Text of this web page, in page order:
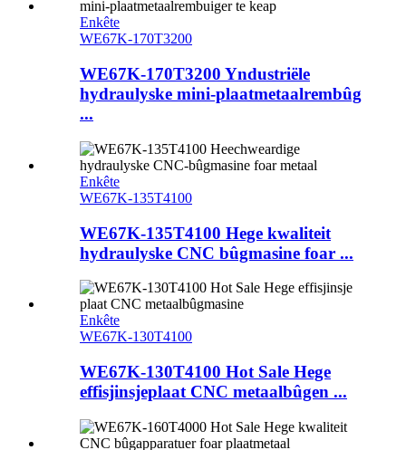
Enkête
WE67K-170T3200
WE67K-170T3200 Yndustriële
hydraulyske mini-plaatmetaalrembûg
...
Enkête
WE67K-135T4100
WE67K-135T4100 Hege kwaliteit
hydraulyske CNC bûgmasine foar ...
Enkête
WE67K-130T4100
WE67K-130T4100 Hot Sale Hege
effisjinsjeplaat CNC metaalbûgen ...